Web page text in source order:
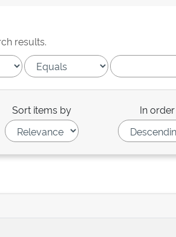
results.
Sort items by In order